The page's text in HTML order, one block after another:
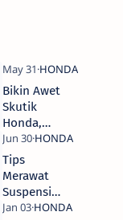
Bikin Awet
Skutik
Honda,
Perhatikan 3
Komponen
Ini!
Tips
Merawat
Suspensi
Motor